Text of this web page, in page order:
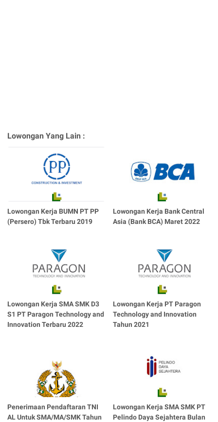
Lowongan Yang Lain :
Lowongan Kerja BUMN PT PP
(Persero) Tbk Terbaru 2019
Lowongan Kerja Bank Central
Asia (Bank BCA) Maret 2022
Lowongan Kerja SMA SMK D3
S1 PT Paragon Technology and
Innovation Terbaru 2022
Lowongan Kerja PT Paragon
Technology and Innovation
Tahun 2021
Penerimaan Pendaftaran TNI
AL Untuk SMA/MA/SMK Tahun
Lowongan Kerja SMA SMK PT
Pelindo Daya Sejahtera Bulan